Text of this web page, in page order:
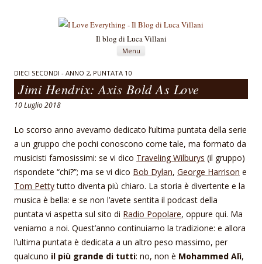
Il blog di Luca Villani
Menu
DIECI SECONDI - ANNO 2, PUNTATA 10
Jimi Hendrix: Axis Bold As Love
10 Luglio 2018
Lo scorso anno avevamo dedicato l’ultima puntata della serie
a un gruppo che pochi conoscono come tale, ma formato da
musicisti famosissimi: se vi dico Traveling Wilburys (il gruppo)
rispondete “chi?”; ma se vi dico Bob Dylan, George Harrison e
Tom Pettytutto diventa più chiaro. La storia è divertente e la
musica è bella: e se non l’avete sentita il podcast della
puntata vi aspetta sul sito di Radio Popolare, oppure qui. Ma
veniamo a noi. Quest’anno continuiamo la tradizione: e allora
l’ultima puntata è dedicata a un altro peso massimo, per
qualcuno il più grande di tutti: no, non è Mohammed Alì,